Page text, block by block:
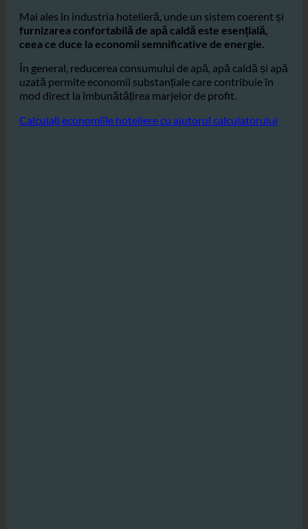
pentru încălzirea acesteia.
Mai ales în industria hotelieră, unde un sistem coerent și
ceea ce duce la economii semnificative de energie.
În general, reducerea consumului de apă, apă caldă și apă
mod direct la îmbunătățirea marjelor de profit.